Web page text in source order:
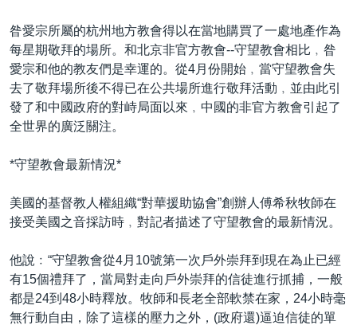
美國透視
建國史話
廣播節目表
其他語言網站
昝愛宗所屬的杭州地方教會得以在當地購買了一處地產作為
每星期敬拜的場所。和北京非官方教會--守望教會相比﹐昝
愛宗和他的教友們是幸運的。從4月份開始﹐當守望教會失
去了敬拜場所後不得已在公共場所進行敬拜活動﹐並由此引
發了和中國政府的對峙局面以來﹐中國的非官方教會引起了
全世界的廣泛關注。
*守望教會最新情況*
美國的基督教人權組織“對華援助協會”創辦人傅希秋牧師在
接受美國之音採訪時﹐對記者描述了守望教會的最新情況。
他說﹕“守望教會從4月10號第一次戶外崇拜到現在為止已經
有15個禮拜了，當局對走向戶外崇拜的信徒進行抓捕，一般
都是24到48小時釋放。牧師和長老全部軟禁在家，24小時毫
無行動自由，除了這樣的壓力之外，(政府還)逼迫信徒的單